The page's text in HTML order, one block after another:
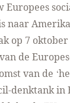
Europees
naar
op 7
de
van de
denktank